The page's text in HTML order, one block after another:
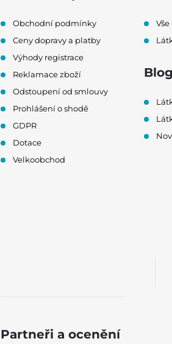
Obchodní podmínky
Ceny dopravy a platby
Výhody registrace
Reklamace zboží
Odstoupení od smlouvy
Prohlášení o shodě
GDPR
Dotace
Velkoobchod
Blog
Partneři a ocenění